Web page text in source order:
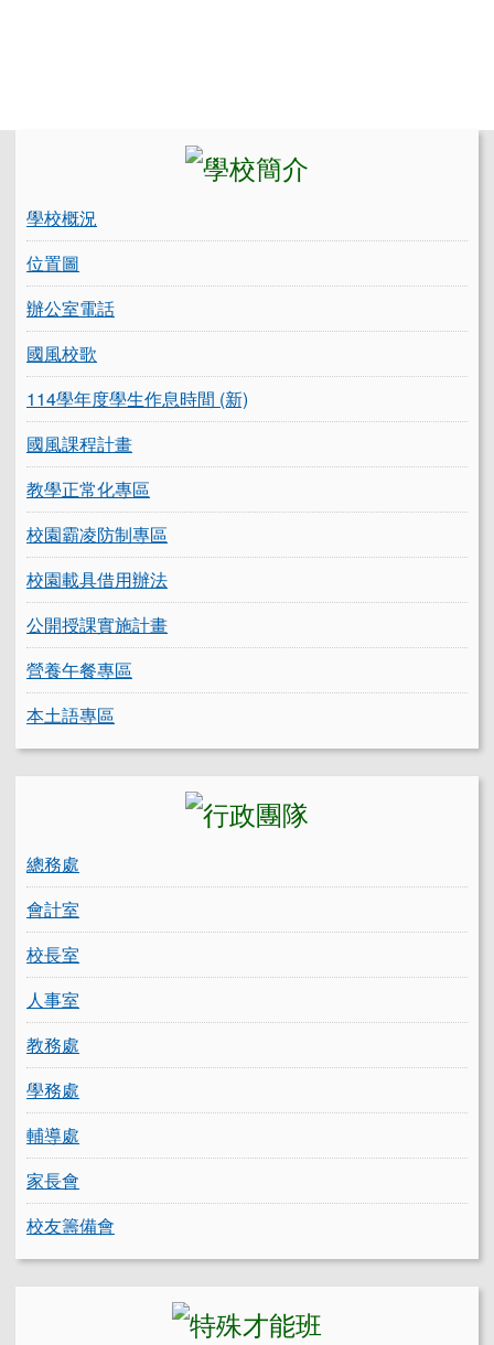
學校概況
位置圖
辦公室電話
國風校歌
114學年度學生作息時間 (新)
國風課程計畫
教學正常化專區
校園霸凌防制專區
校園載具借用辦法
公開授課實施計畫
營養午餐專區
本土語專區
總務處
會計室
校長室
人事室
教務處
學務處
輔導處
家長會
校友籌備會